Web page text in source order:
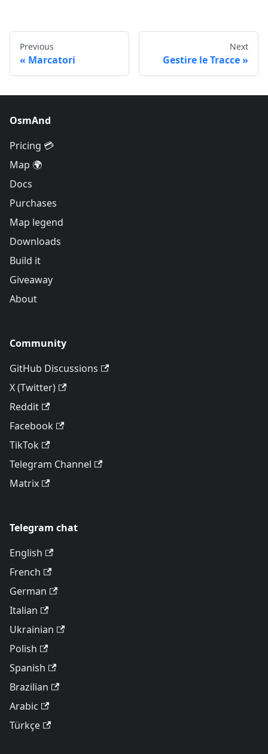
Previous
Marcatori
Next
Gestire le Tracce
OsmAnd
Pricing 💳
Map 🌍
Docs
Purchases
Map legend
Downloads
Build it
Giveaway
About
Community
GitHub Discussions
X (Twitter)
Reddit
Facebook
TikTok
Telegram Channel
Matrix
Telegram chat
English
French
German
Italian
Ukrainian
Polish
Spanish
Brazilian
Arabic
Türkçe